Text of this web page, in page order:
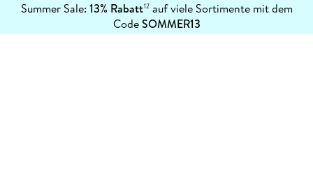
Summer Sale: 13% Rabatt12auf viele Sortimente mit dem
CodeSOMMER13
erfahren